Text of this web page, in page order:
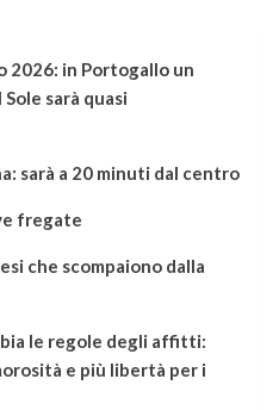
2026: in Portogallo un
sarà quasi
sarà a 20 minuti dal centro
fregate
che scompaiono dalla
le regole degli affitti:
e più libertà per i